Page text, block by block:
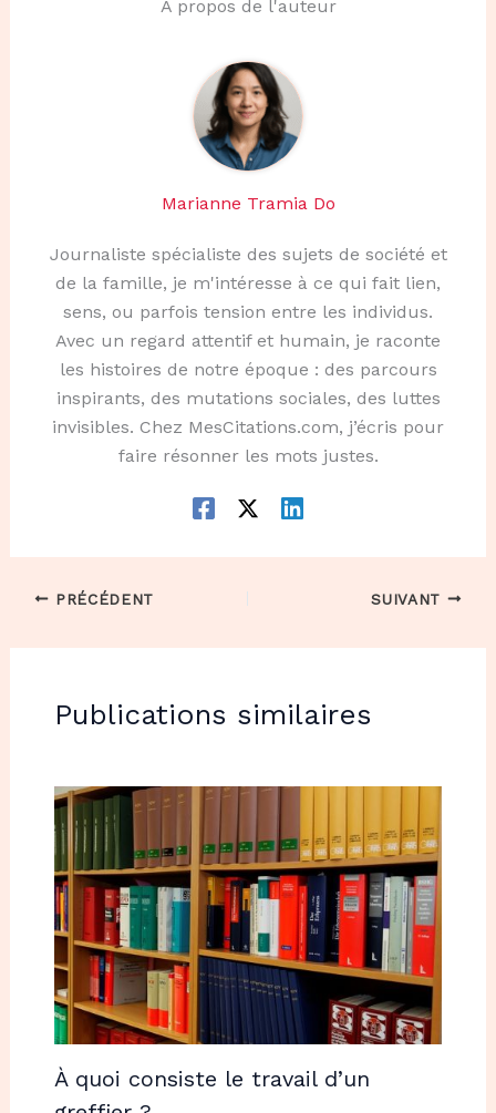
À propos de l'auteur
Marianne Tramia Do
Journaliste spécialiste des sujets de société et
de la famille, je m'intéresse à ce qui fait lien,
sens, ou parfois tension entre les individus.
Avec un regard attentif et humain, je raconte
les histoires de notre époque : des parcours
inspirants, des mutations sociales, des luttes
invisibles. Chez MesCitations.com, j’écris pour
faire résonner les mots justes.
PRÉCÉDENT SUIVANT
Publications similaires
À quoi consiste le travail d’un